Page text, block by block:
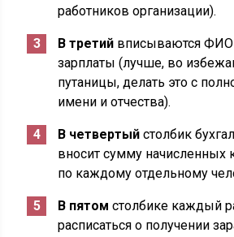
работников организации).
В третий вписываются ФИО
зарплаты (лучше, во
путаницы, делать это с
имени и отчества).
В четвертый столбик
вносит сумму начисленных
по каждому отдельному
В пятом столбике каждый
расписаться о получении